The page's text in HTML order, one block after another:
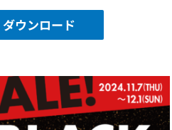
ダウンロード